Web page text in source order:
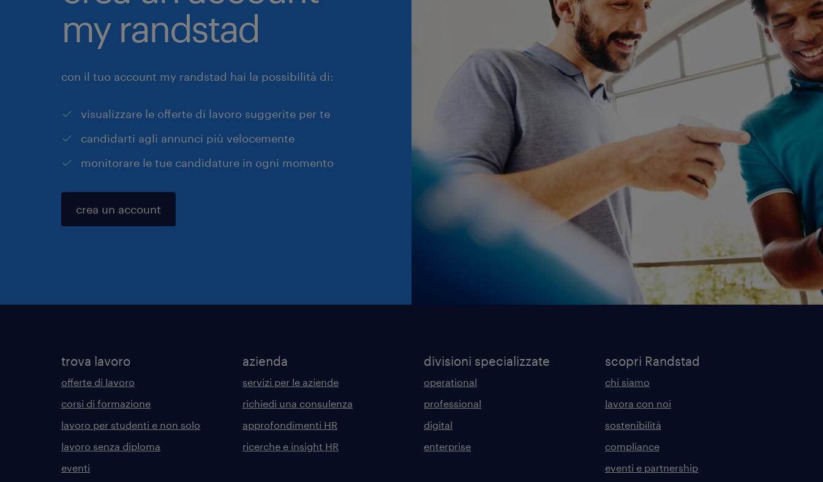
my randstad
con il tuo account my randstad hai la possibilità di:
visualizzare le offerte di lavoro suggerite per te
candidarti agli annunci più velocemente
monitorare le tue candidature in ogni momento
crea un account
trova lavoro
offerte di lavoro
corsi di formazione
lavoro per studenti e non solo
lavoro senza diploma
eventi
azienda
servizi per le aziende
richiedi una consulenza
approfondimenti HR
ricerche e insight HR
divisioni specializzate
operational
professional
digital
enterprise
scopri Randstad
chi siamo
lavora con noi
sostenibilità
compliance
eventi e partnership